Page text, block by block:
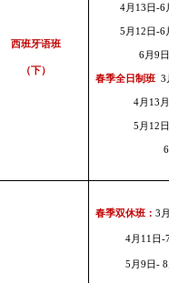
4月13 日-6
5 月12 日-6
6月9
春季全日制班 3
4月 13
5 月12
6
西班牙语班
（下）
春季双休班：3
4月11 日-
5 月9 日-8